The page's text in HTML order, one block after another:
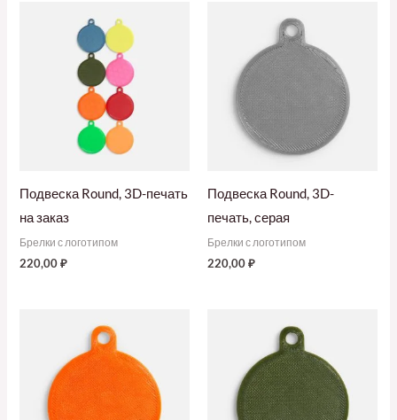
Подвеска Round, 3D-печать
на заказ
Брелки с логотипом
220,00₽
Подвеска Round, 3D-
печать, серая
Брелки с логотипом
220,00₽